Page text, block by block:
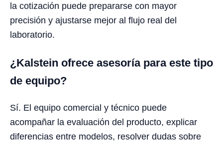
la cotización puede prepararse con mayor
precisión y ajustarse mejor al flujo real del
laboratorio.
¿Kalstein ofrece asesoría para este tipo
de equipo?
Sí. El equipo comercial y técnico puede
acompañar la evaluación del producto, explicar
diferencias entre modelos, resolver dudas sobre